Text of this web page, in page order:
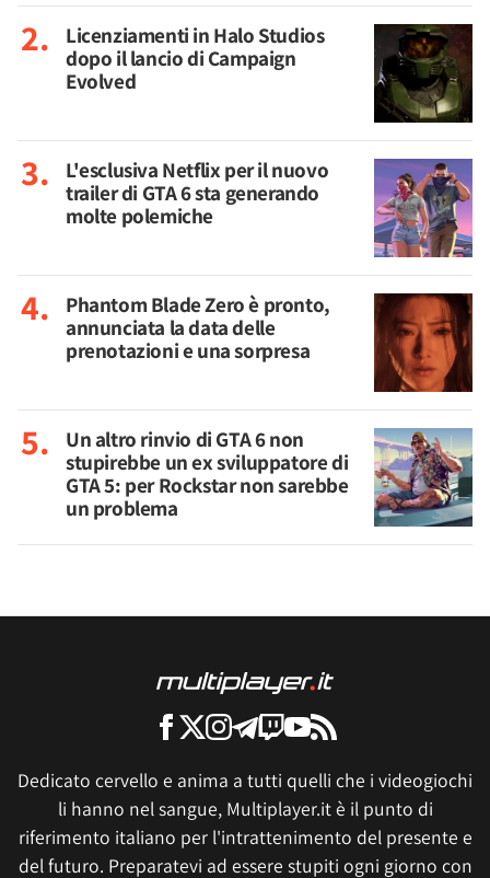
Licenziamenti in Halo Studios
dopo il lancio di Campaign
Evolved
L'esclusiva Netflix per il nuovo
trailer di GTA 6 sta generando
molte polemiche
Phantom Blade Zero è pronto,
annunciata la data delle
prenotazioni e una sorpresa
Un altro rinvio di GTA 6 non
stupirebbe un ex sviluppatore di
GTA 5: per Rockstar non sarebbe
un problema
Dedicato cervello e anima a tutti quelli che i videogiochi
li hanno nel sangue, Multiplayer.it è il punto di
riferimento italiano per l'intrattenimento del presente e
del futuro. Preparatevi ad essere stupiti ogni giorno con